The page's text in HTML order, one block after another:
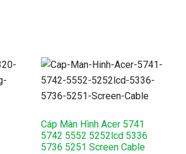
Cáp Màn Hình Acer 5741
5742 5552 5252lcd 5336
5736 5251 Screen Cable